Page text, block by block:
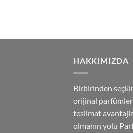
HAKKIMIZDA
Birbirinden
orijinal
teslimat
olmanın yolu